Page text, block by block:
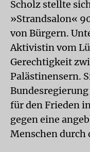
Scholz stellte
»Strandsalon«
von Bürgern.
Aktivistin vom
Gerechtigkeit
Palästinensern.
für den Frieden
gegen eine
Menschen durch